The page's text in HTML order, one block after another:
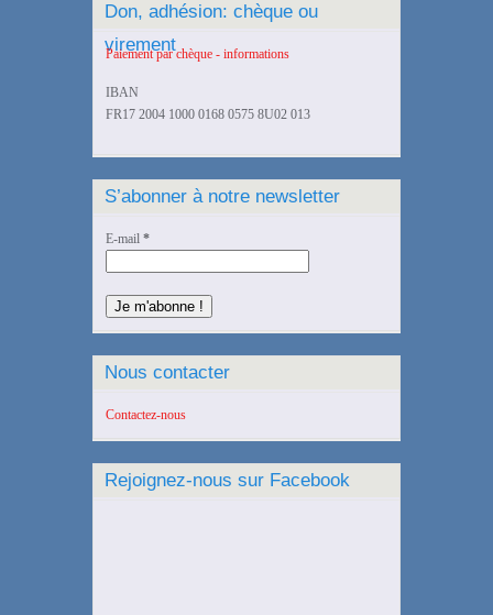
Don, adhésion: chèque ou
virement
Paiement par chèque - informations
IBAN
FR17 2004 1000 0168 0575 8U02 013
S’abonner à notre newsletter
E-mail *
Nous contacter
Contactez-nous
Rejoignez-nous sur Facebook